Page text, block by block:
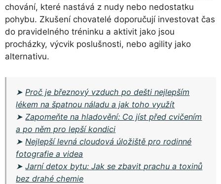
chování, které nastává z nudy nebo nedostatku
pohybu. Zkušení chovatelé doporučují investovat čas
do pravidelného tréninku a aktivit jako jsou
procházky, výcvik poslušnosti, nebo agility jako
alternativu.
➤ Proč je březnový vzduch po dešti nejlepším
lékem na špatnou náladu a jak toho využít
➤Zapomeňte na hladovění: Co jíst před cvičením
a po něm pro lepší kondici
➤ Nejlepší levná cloudová úložiště pro rodinné
fotografie a videa
➤Jarní detox bytu: Jak se zbavit prachu a toxinů
bez drahé chemie